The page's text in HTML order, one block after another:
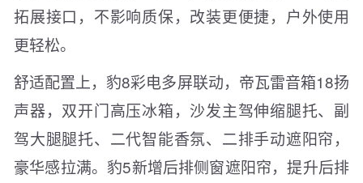
拓展接口，不影响质保，改装更便捷，户外使用
更轻松。
舒适配置上，豹8彩电多屏联动，帝瓦雷音箱18扬
声器，双开门高压冰箱，沙发主驾伸缩腿托、副
驾大腿腿托、二代智能香氛、二排手动遮阳帘，
豪华感拉满。豹5新增后排侧窗遮阳帘，提升后排